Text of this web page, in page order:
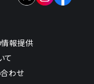
情報提供
て
わせ